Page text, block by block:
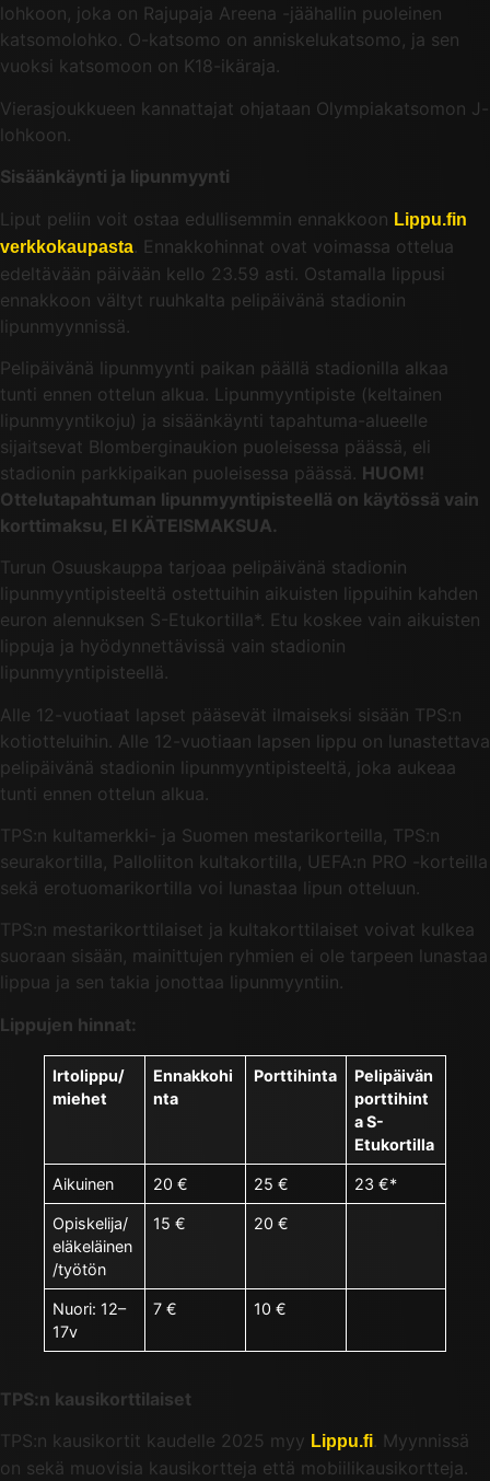
lohkoon, joka on Rajupaja Areena -jäähallin puoleinen
katsomolohko. O-katsomo on anniskelukatsomo, ja sen
vuoksi katsomoon on K18-ikäraja.
Vierasjoukkueen kannattajat ohjataan Olympiakatsomon J-
lohkoon.
Sisäänkäynti ja lipunmyynti
Liput peliin voit ostaa edullisemmin ennakkoon Lippu.fin
verkkokaupasta. Ennakkohinnat ovat voimassa ottelua
edeltävään päivään kello 23.59 asti. Ostamalla lippusi
ennakkoon vältyt ruuhkalta pelipäivänä stadionin
lipunmyynnissä.
Pelipäivänä lipunmyynti paikan päällä stadionilla alkaa
tunti ennen ottelun alkua. Lipunmyyntipiste (keltainen
lipunmyyntikoju) ja sisäänkäynti tapahtuma-alueelle
sijaitsevat Blomberginaukion puoleisessa päässä, eli
stadionin parkkipaikan puoleisessa päässä. HUOM!
Ottelutapahtuman lipunmyyntipisteellä on käytössä vain
korttimaksu, EI KÄTEISMAKSUA.
Turun Osuuskauppa tarjoaa pelipäivänä stadionin
lipunmyyntipisteeltä ostettuihin aikuisten lippuihin kahden
euron alennuksen S-Etukortilla*. Etu koskee vain aikuisten
lippuja ja hyödynnettävissä vain stadionin
lipunmyyntipisteellä.
Alle 12-vuotiaat lapset pääsevät ilmaiseksi sisään TPS:n
kotiotteluihin. Alle 12-vuotiaan lapsen lippu on lunastettava
pelipäivänä stadionin lipunmyyntipisteeltä, joka aukeaa
tunti ennen ottelun alkua.
TPS:n kultamerkki- ja Suomen mestarikorteilla, TPS:n
seurakortilla, Palloliiton kultakortilla, UEFA:n PRO -korteilla
sekä erotuomarikortilla voi lunastaa lipun otteluun.
TPS:n mestarikorttilaiset ja kultakorttilaiset voivat kulkea
suoraan sisään, mainittujen ryhmien ei ole tarpeen lunastaa
lippua ja sen takia jonottaa lipunmyyntiin.
Lippujen hinnat:
Irtolippu/
miehet
Ennakkohi
nta
Porttihinta
Pelipäivän
porttihint
a S-
Etukortilla
Aikuinen 20 € 25 € 23 €*
Opiskelija/
eläkeläinen
/työtön
15 € 20 €
Nuori: 12–
17v
7 € 10 €
TPS:n kausikorttilaiset
TPS:n kausikortit kaudelle 2025 myy Lippu.fi. Myynnissä
on sekä muovisia kausikortteja että mobiilikausikortteja.